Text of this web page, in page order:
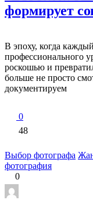
формирует
В эпоху, когда
профессионального
роскошью и
больше не просто
документируем
0
48
Выбор фотографа
фотография
0